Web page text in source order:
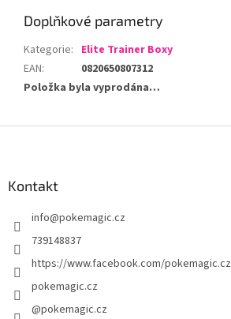
Doplňkové parametry
Kategorie: Elite Trainer Boxy
EAN:
0820650807312
Položka byla vyprodána…
Kontakt
info@pokemagic.cz
739148837
https://www.facebook.com/pokemagic.cz
pokemagic.cz
@pokemagic.cz